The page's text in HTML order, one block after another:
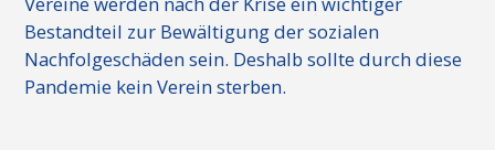
Bestandteil zur Bewältigung der sozialen
Nachfolgeschäden sein. Deshalb sollte durch diese
Pandemie kein Verein sterben.